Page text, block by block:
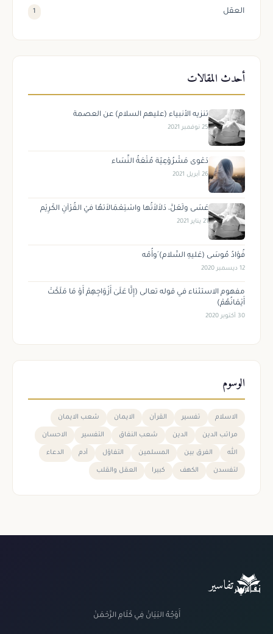
العقل 1
أحدث المقالات
تنزيه الأنبياء (عليهم السلام) عن العصمة
25 نوفمبر 2021
دَعْوى مَشْرُوْعِيّة مُتْعَةُ النِّسَاء
26 أبريل 2021
عَسَى ولَعَلَّ، دَلاَلاَتُها واسْتِعْمَالاَتهُا فيْ القُرْآنِ الكَرِيْم
21 يناير 2021
فُؤادُ مُوسَى (عَليهِ السَّلام) َوأُمّه
12 ديسمبر 2020
مفهوم الاستثناء في قوله تعالى (إِلَّا عَلَىٰ أَزْوَاجِهِمْ أَوْ مَا مَلَكَتْ
أَيْمَانُهُمْ)
30 أكتوبر 2020
الوسوم
الاسلام تفسير القرآن الايمان شعب الايمان
مراتب الدين الدين شعب النفاق التفسير الاحسان
الله الفرق بين المسلمين التفاؤل آدم الدعاء
لتفسدن الكهف كبيرا العقل والقلب
تفاسير
أَوْجُهُ البَيَانْ فِي كَلَامِ الرَّحْمَنْ